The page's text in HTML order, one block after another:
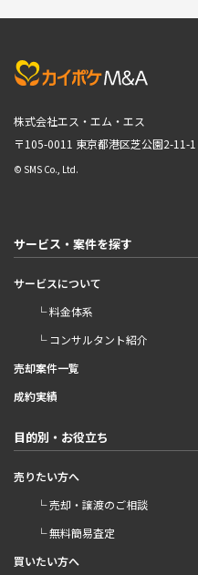
株式会社エス・エム・エス
〒105-0011 東京都港区芝公園2-11-1
© SMS Co., Ltd.
サービス・案件を探す
サービスについて
└ 料金体系
└ コンサルタント紹介
売却案件一覧
成約実績
目的別・お役立ち
売りたい方へ
└ 売却・譲渡のご相談
└ 無料簡易査定
買いたい方へ